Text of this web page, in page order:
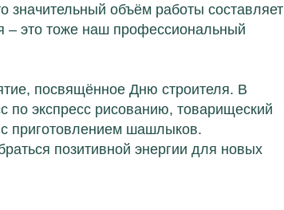
значительный объём работы составляет
– это тоже наш профессиональный
посвящённое Дню строителя. В
по экспресс рисованию, товарищеский
приготовлением шашлыков.
позитивной энергии для новых